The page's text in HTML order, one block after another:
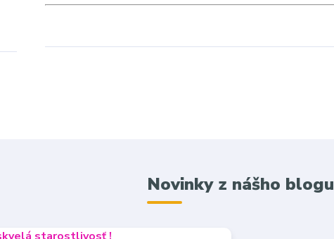
Novinky z nášho blogu